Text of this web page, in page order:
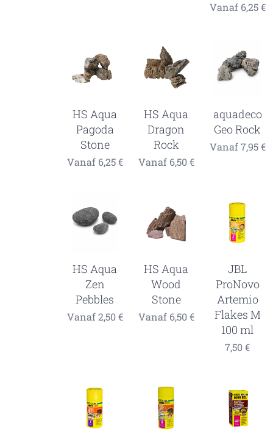
Vanaf 6,25€
HS Aqua
Pagoda
Stone
Vanaf 6,25€
HS Aqua
Dragon
Rock
Vanaf 6,50€
aquadeco
Geo Rock
Vanaf7,95€
HS Aqua
Zen
Pebbles
Vanaf2,50€
HS Aqua
Wood
Stone
Vanaf 6,50€
JBL
ProNovo
Artemio
Flakes M
100 ml
7,50€